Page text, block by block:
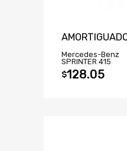
Mercedes-Benz
SPRINTER 415
$128.05